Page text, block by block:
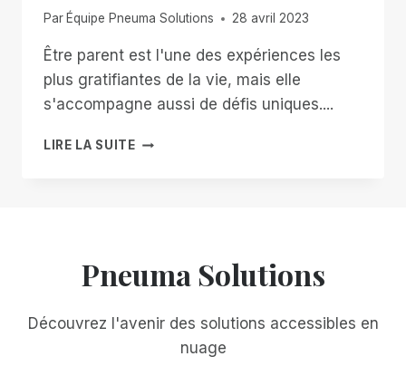
Par Équipe Pneuma Solutions 28 avril 2023
Être parent est l'une des expériences les
plus gratifiantes de la vie, mais elle
s'accompagne aussi de défis uniques....
LIRE LA SUITEÉLEVER
PRÉCIS
Pneuma Solutions
Découvrez l'avenir des solutions accessibles en
nuage